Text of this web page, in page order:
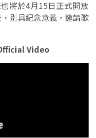
將於4月15日正式開放
別具紀念意義，邀請歌
Video